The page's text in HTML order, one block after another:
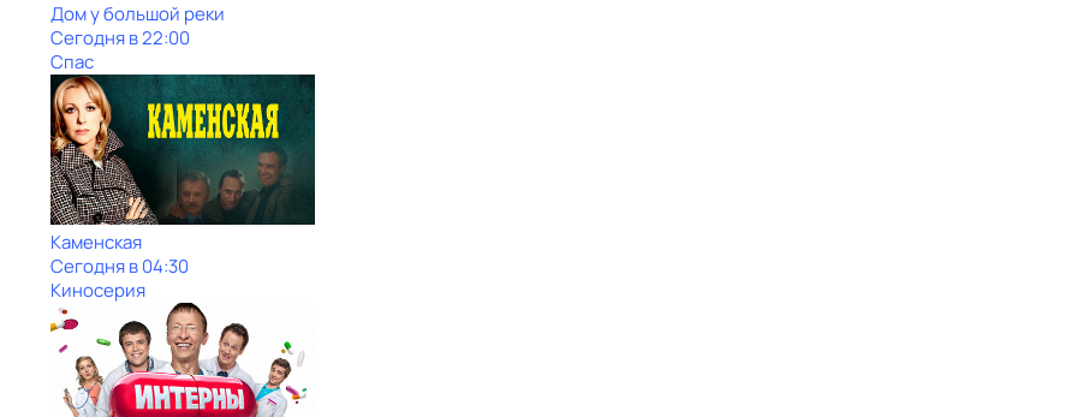
Дом у большой реки
Сегодня в 22:00
Спас
Каменская
Сегодня в 04:30
Киносерия